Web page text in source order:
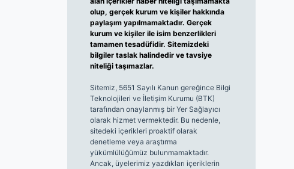
olup, gerçek kurum ve kişiler hakkında
paylaşım yapılmamaktadır. Gerçek
kurum ve kişiler ile isim benzerlikleri
tamamen tesadüfidir. Sitemizdeki
bilgiler taslak halindedir ve tavsiye
niteliği taşımazlar.
Sitemiz, 5651 Sayılı Kanun gereğince Bilgi
Teknolojileri ve İletişim Kurumu (BTK)
tarafından onaylanmış bir Yer Sağlayıcı
olarak hizmet vermektedir. Bu nedenle,
sitedeki içerikleri proaktif olarak
denetleme veya araştırma
yükümlülüğümüz bulunmamaktadır.
Ancak, üyelerimiz yazdıkları içeriklerin